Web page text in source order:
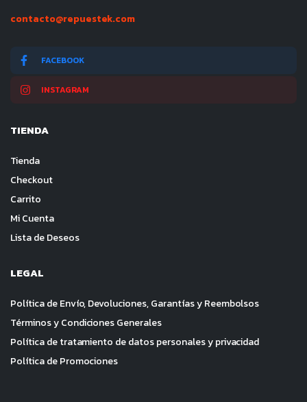
contacto@repuestek.com
FACEBOOK
INSTAGRAM
TIENDA
Tienda
Checkout
Carrito
Mi Cuenta
Lista de Deseos
LEGAL
Política de Envío, Devoluciones, Garantías y Reembolsos
Términos y Condiciones Generales
Política de tratamiento de datos personales y privacidad
Política de Promociones